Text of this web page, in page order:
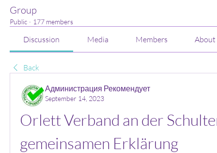
Group
Public · 177 members
Discussion Media Members About
Back
Администрация Рекомендует
September 14, 2023
Orlett Verband an der
gemeinsamen Erklärung